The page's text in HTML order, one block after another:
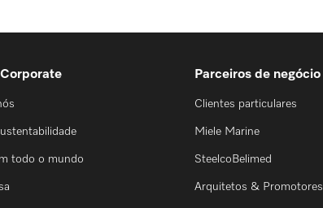
todo o mundo
Parceiros de negócio
Clientes particulares
Miele Marine
SteelcoBelimed
Arquitetos & Promotores